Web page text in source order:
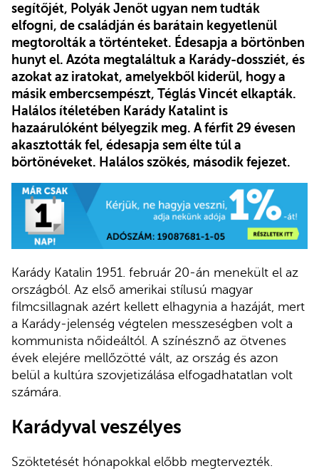
segítőjét, Polyák Jenőt ugyan nem tudták
elfogni, de családján és barátain kegyetlenül
megtorolták a történteket. Édesapja a börtönben
hunyt el. Azóta megtaláltuk a Karády-dossziét, és
azokat az iratokat, amelyekből kiderül, hogy a
másik embercsempészt, Téglás Vincét elkapták.
Halálos ítéletében Karády Katalint is
hazaárulóként bélyegzik meg. A férfit 29 évesen
akasztották fel, édesapja sem élte túl a
börtönéveket. Halálos szökés, második fejezet.
Karády Katalin 1951. február 20-án menekült el az
országból. Az első amerikai stílusú magyar
filmcsillagnak azért kellett elhagynia a hazáját, mert
a Karády-jelenség végtelen messzeségben volt a
kommunista nőideáltól. A színésznő az ötvenes
évek elejére mellőzötté vált, az ország és azon
belül a kultúra szovjetizálása elfogadhatatlan volt
számára.
Karádyval veszélyes
Szöktetését hónapokkal előbb megtervezték.